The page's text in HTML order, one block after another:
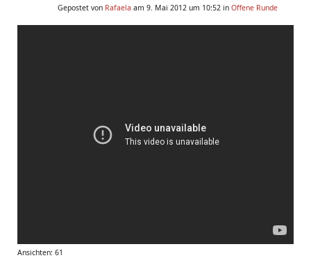
Gepostet von Rafaela am 9. Mai 2012 um 10:52 in Offene Runde
Ansichten: 61